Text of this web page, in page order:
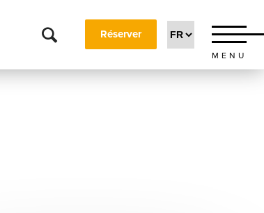
Réserver
MENU